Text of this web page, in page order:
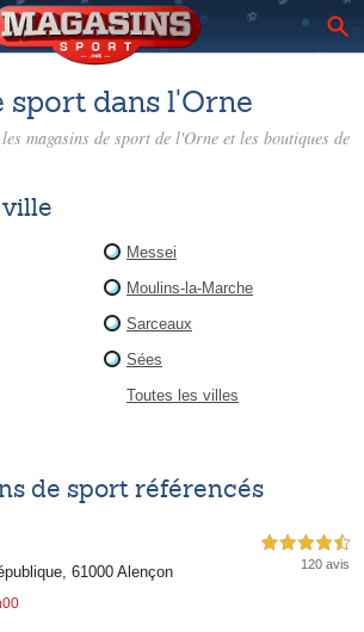
sport dans l'Orne
magasins de sport de l'Orne et les boutiques de
Messei
Moulins-la-Marche
Sarceaux
Sées
Toutes les villes
de sport référencés
61000 Alençon
4,5 étoiles sur 5
120 avis